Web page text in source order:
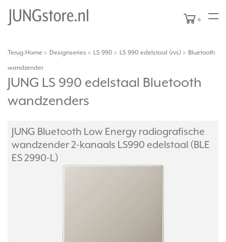
0
Terug Home Designseries LS 990 LS 990 edelstaal (rvs) Bluetooth
wandzender
JUNG LS 990 edelstaal Bluetooth
wandzenders
JUNG Bluetooth Low Energy radiografische
wandzender 2-kanaals LS990 edelstaal (BLE
ES 2990-L)